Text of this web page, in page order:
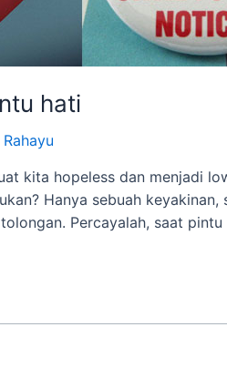
hati
kita hopeless dan menjadi
Hanya sebuah
Percayalah, saat